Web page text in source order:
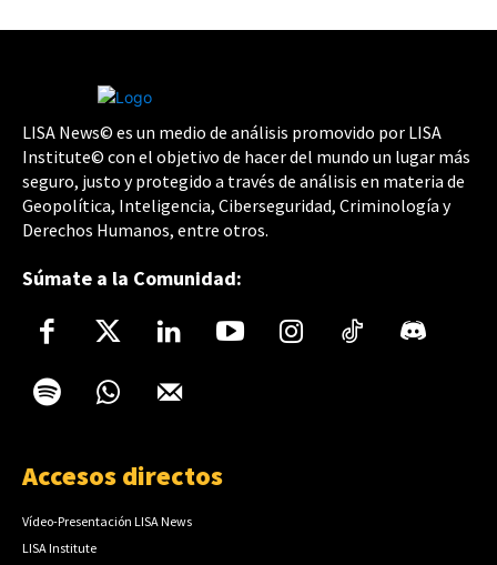
LISA News© es un medio de análisis promovido por LISA
Institute© con el objetivo de hacer del mundo un lugar más
seguro, justo y protegido a través de análisis en materia de
Geopolítica, Inteligencia, Ciberseguridad, Criminología y
Derechos Humanos, entre otros.
Súmate a la Comunidad:
Accesos directos
Vídeo-Presentación LISA News
LISA Institute